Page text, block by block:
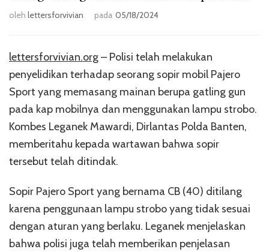
oleh lettersforvivian pada 05/18/2024
lettersforvivian.org– Polisi telah melakukan
penyelidikan terhadap seorang sopir mobil Pajero
Sport yang memasang mainan berupa gatling gun
pada kap mobilnya dan menggunakan lampu strobo.
Kombes Leganek Mawardi, Dirlantas Polda Banten,
memberitahu kepada wartawan bahwa sopir
tersebut telah ditindak.
Sopir Pajero Sport yang bernama CB (40) ditilang
karena penggunaan lampu strobo yang tidak sesuai
dengan aturan yang berlaku. Leganek menjelaskan
bahwa polisi juga telah memberikan penjelasan